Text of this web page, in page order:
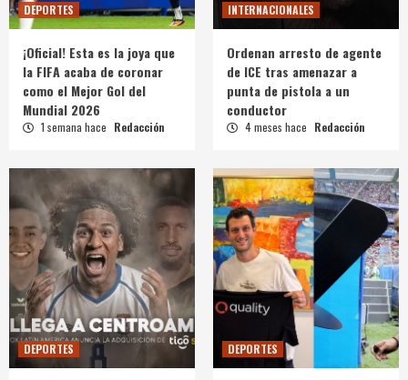
DEPORTES
¡Oficial! Esta es la joya que
la FIFA acaba de coronar
como el Mejor Gol del
Mundial 2026
1 semana hace Redacción
INTERNACIONALES
Ordenan arresto de agente
de ICE tras amenazar a
punta de pistola a un
conductor
4 meses hace Redacción
DEPORTES DEPORTES